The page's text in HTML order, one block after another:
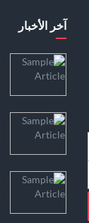
آخر الأخبار